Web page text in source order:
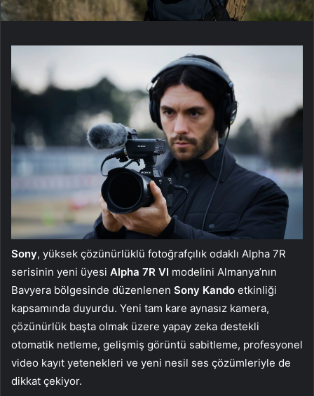
Sony, yüksek çözünürlüklü fotoğrafçılık odaklı Alpha 7R
serisinin yeni üyesi Alpha 7R VI modelini Almanya’nın
Bavyera bölgesinde düzenlenen Sony Kando etkinliği
kapsamında duyurdu. Yeni tam kare aynasız kamera,
çözünürlük başta olmak üzere yapay zeka destekli
otomatik netleme, gelişmiş görüntü sabitleme, profesyonel
video kayıt yetenekleri ve yeni nesil ses çözümleriyle de
dikkat çekiyor.